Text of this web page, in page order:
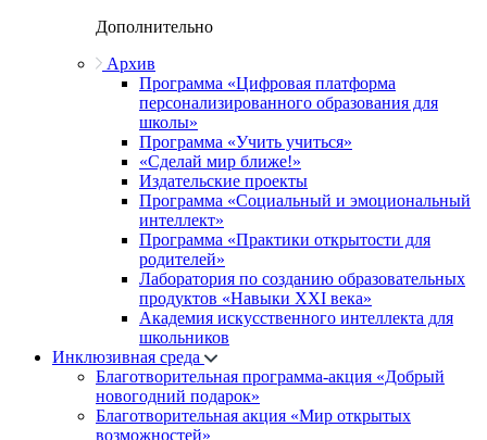
Дополнительно
Архив
Программа «Цифровая платформа
персонализированного образования для
школы»
Программа «Учить учиться»
«Сделай мир ближе!»
Издательские проекты
Программа «Социальный и эмоциональный
интеллект»
Программа «Практики открытости для
родителей»
Лаборатория по созданию образовательных
продуктов «Навыки XXI века»
Академия искусственного интеллекта для
школьников
Инклюзивная среда
Благотворительная программа-акция «Добрый
новогодний подарок»
Благотворительная акция «Мир открытых
возможностей»